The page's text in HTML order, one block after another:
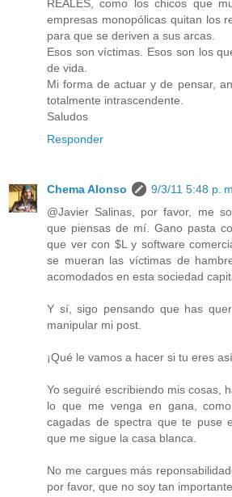
REALES, como los chicos que
empresas monopólicas quitan los
para que se deriven a sus arcas.
Esos son víctimas. Esos son los
de vida.
Mi forma de actuar y de pensar,
totalmente intrascendente.
Saludos
Responder
Chema Alonso
9/3/11 5:48 p. m.
@Javier Salinas, por favor, me
que piensas de mí. Gano pasta
que ver con $L y software
se mueran las víctimas de
acomodados en esta sociedad
Y sí, sigo pensando que has
manipular mi post.
¡Qué le vamos a hacer si tu eres
Yo seguiré escribiendo mis cosas,
lo que me venga en gana,
cagadas de spectra que te puse
que me sigue la casa blanca.
No me cargues más
por favor, que no soy tan